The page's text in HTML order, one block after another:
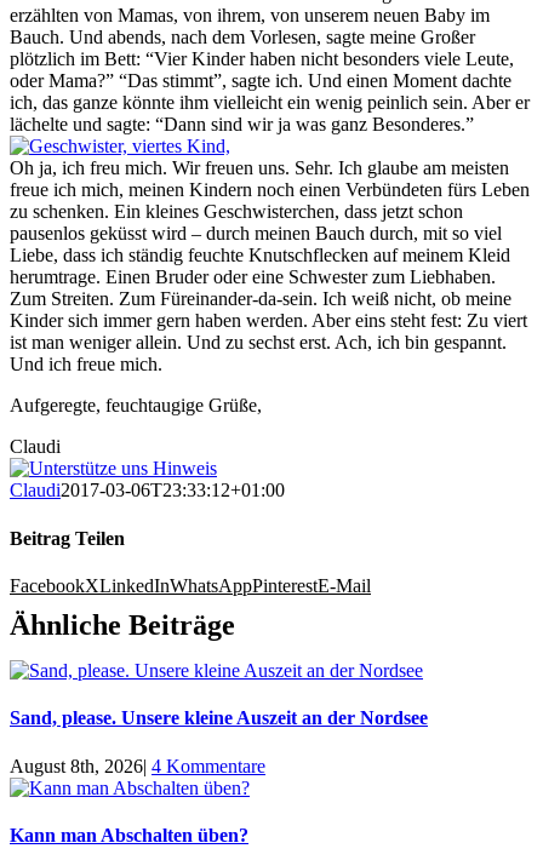
erzählten von Mamas, von ihrem, von unserem neuen Baby im
Bauch. Und abends, nach dem Vorlesen, sagte meine Großer
plötzlich im Bett: “Vier Kinder haben nicht besonders viele Leute,
oder Mama?” “Das stimmt”, sagte ich. Und einen Moment dachte
ich, das ganze könnte ihm vielleicht ein wenig peinlich sein. Aber er
lächelte und sagte: “Dann sind wir ja was ganz Besonderes.”
Oh ja, ich freu mich. Wir freuen uns. Sehr. Ich glaube am meisten
freue ich mich, meinen Kindern noch einen Verbündeten fürs Leben
zu schenken. Ein kleines Geschwisterchen, dass jetzt schon
pausenlos geküsst wird – durch meinen Bauch durch, mit so viel
Liebe, dass ich ständig feuchte Knutschflecken auf meinem Kleid
herumtrage. Einen Bruder oder eine Schwester zum Liebhaben.
Zum Streiten. Zum Füreinander-da-sein. Ich weiß nicht, ob meine
Kinder sich immer gern haben werden. Aber eins steht fest: Zu viert
ist man weniger allein. Und zu sechst erst. Ach, ich bin gespannt.
Und ich freue mich.
Aufgeregte, feuchtaugige Grüße,
Claudi
Claudi2017-03-06T23:33:12+01:00
Beitrag Teilen
FacebookXLinkedInWhatsAppPinterestE-Mail
Ähnliche Beiträge
Sand, please. Unsere kleine Auszeit an der Nordsee
August 8th, 2026| 4 Kommentare
Kann man Abschalten üben?